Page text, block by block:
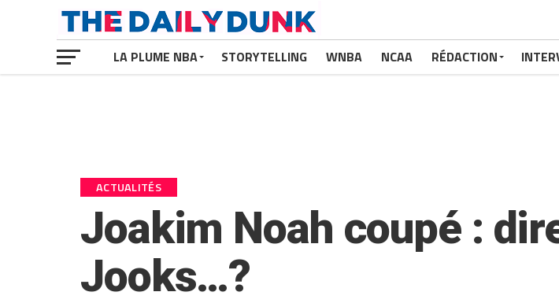
LA PLUME NBA STORYTELLING WNBA NCAA RÉDACTION
ACTUALITÉS
Joakim Noah coupé :
Jooks…?